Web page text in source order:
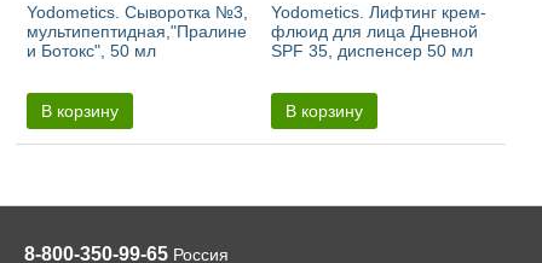
Yodometics. Сыворотка №3,
мультипептидная,"Пралине
и Ботокс", 50 мл
В корзину
Yodometics. Лифтинг крем-
флюид для лица Дневной
SPF 35, диспенсер 50 мл
В корзину
8-800-350-99-65 Россия